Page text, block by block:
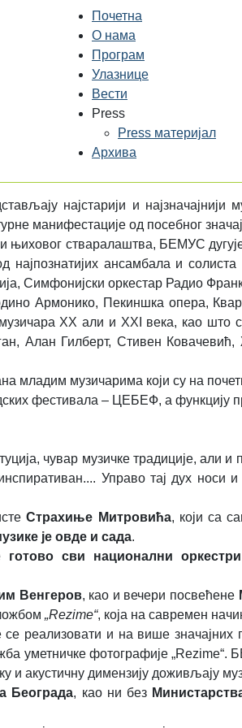
Почетна
О нама
Програм
Улазнице
Вести
Press
Press материјал
Архива
најстарији и најзначајнији
манифестације од посебног
стваралаштва, БЕМУС
најпознатијих ансамбала и
Симфонијски оркестар Радио
Армонико, Пекиншка опера,
XX али и XXI века, као
Алан Гилберт, Стивен
младим музичарима који су на
фестивала – ЦЕБЕФ, а
чувар музичке традиције, али и
Управо тај дух носи
Страхиње Митровића, који са
је овде и сада.
готово сви национални
Венгеров, као и вечери посвећене
„Rezime“, која на савремен
и на више значајних
уметничке фотографије
и акустичну димензију доживљају
Београда, као ни без